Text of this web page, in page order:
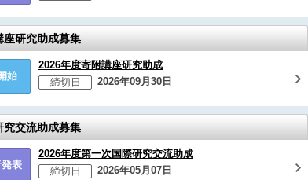
座研究助成募集
始
2026年度寄附講座研究助成
締切日
2026年09月30日
究交流助成募集
表
2026年度第一次国際研究交流助成
締切日
2026年05月07日